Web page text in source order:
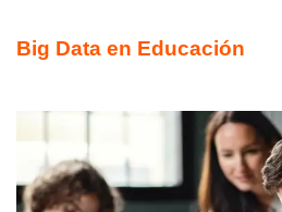
Big Data en Educación